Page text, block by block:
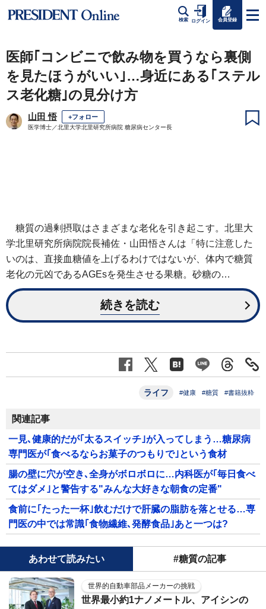
検索 ログイン 会員登録
医師｢コンビニで飲み物を買うなら裏側
を見たほうがいい｣…身近にある｢ステル
ス老化糖｣の見分け方
山田 悟 +フォロー
医学博士／北里大学北里研究所病院 糖尿病センター長
糖質の過剰摂取はさまざまな老化を引き起こす。北里大
学北里研究所病院院長補佐・山田悟さんは「特に注意した
いのは、直接血糖値を上げるわけではないが、体内で糖質
老化の元凶であるAGEsを発生させる果糖。砂糖の…
続きを読む
ライフ #健康 #糖質 #書籍抜粋
関連記事
一見､健康的だが｢太るスイッチ｣が入ってしまう…糖尿病
専門医が｢食べるならお菓子のつもりで｣という食材
腸の壁に穴が空き､全身がボロボロに…内科医が｢毎日食べ
てはダメ｣と警告する"みんな大好きな朝食の定番"
食前に｢たった一杯｣飲むだけで肝臓の脂肪を落とせる…専
門医の中では常識｢食物繊維､発酵食品｣あと一つは?
あわせて読みたい #糖質の記事
世界的自動車部品メーカーの挑戦
世界最小約1ナノメートル、アイシンの